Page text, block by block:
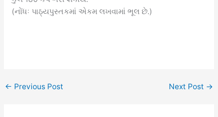
(નોંધઃ પાઠ્યપુસ્તકમાં એકમ લખવામાં ભૂલ છે.)
← Previous Post Next Post →